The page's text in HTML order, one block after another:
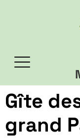
Gîte
grand